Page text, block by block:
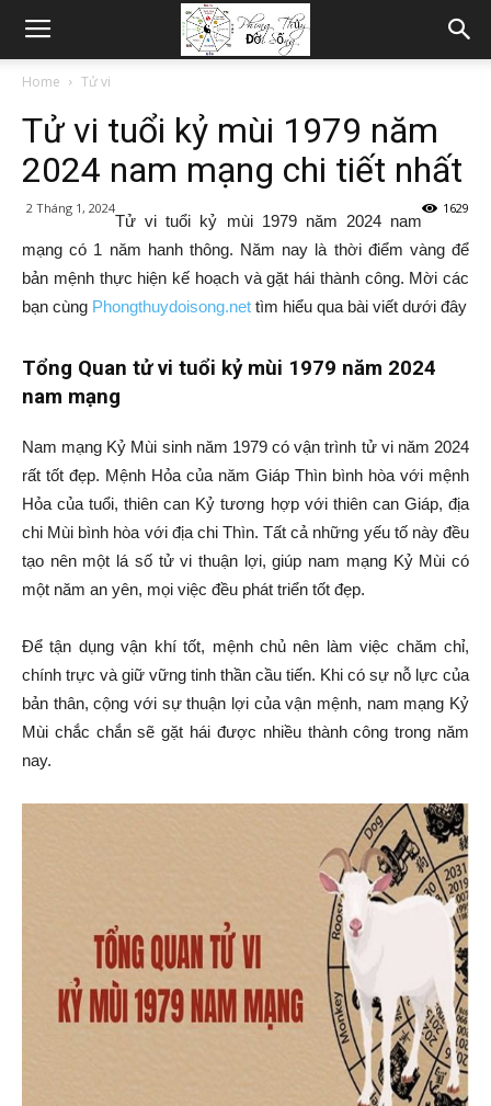
Home Tử vi
Tử vi tuổi kỷ mùi 1979 năm
2024 nam mạng chi tiết nhất
2 Tháng 1, 2024 1629
Tử vi tuổi kỷ mùi 1979 năm 2024 nam
mạng có 1 năm hanh thông. Năm nay là thời điểm vàng để
bản mệnh thực hiện kế hoạch và gặt hái thành công. Mời các
bạn cùng Phongthuydoisong.net tìm hiểu qua bài viết dưới đây
Tổng Quan tử vi tuổi kỷ mùi 1979 năm 2024
nam mạng
Nam mạng Kỷ Mùi sinh năm 1979 có vận trình tử vi năm 2024
rất tốt đẹp. Mệnh Hỏa của năm Giáp Thìn bình hòa với mệnh
Hỏa của tuổi, thiên can Kỷ tương hợp với thiên can Giáp, địa
chi Mùi bình hòa với địa chi Thìn. Tất cả những yếu tố này đều
tạo nên một lá số tử vi thuận lợi, giúp nam mạng Kỷ Mùi có
một năm an yên, mọi việc đều phát triển tốt đẹp.
Để tận dụng vận khí tốt, mệnh chủ nên làm việc chăm chỉ,
chính trực và giữ vững tinh thần cầu tiến. Khi có sự nỗ lực của
bản thân, cộng với sự thuận lợi của vận mệnh, nam mạng Kỷ
Mùi chắc chắn sẽ gặt hái được nhiều thành công trong năm
nay.